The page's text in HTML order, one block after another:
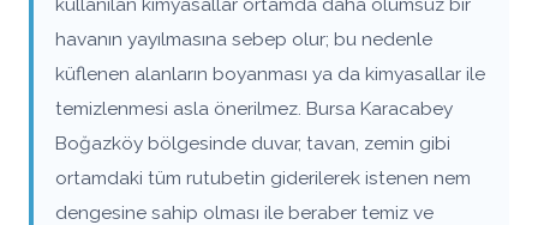
havanın yayılmasına sebep olur; bu nedenle
küflenen alanların boyanması ya da kimyasallar ile
temizlenmesi asla önerilmez. Bursa Karacabey
Boğazköy bölgesinde duvar, tavan, zemin gibi
ortamdaki tüm rutubetin giderilerek istenen nem
dengesine sahip olması ile beraber temiz ve